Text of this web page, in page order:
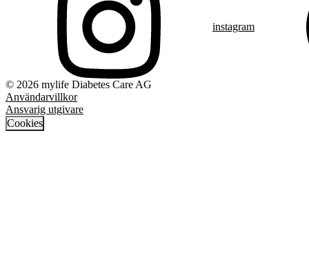
instagram
© 2026 mylife Diabetes Care AG
Användarvillkor
Ansvarig utgivare
Cookies